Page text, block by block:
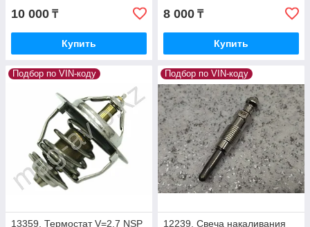
10 000 ₸
Купить
8 000 ₸
Купить
Подбор по VIN-коду
13359, Термостат V=2.7 NSP
Подбор по VIN-коду
12239, Свеча накаливания